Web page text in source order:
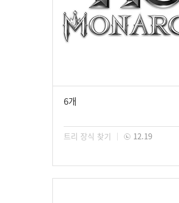
6개
트리 장식 찾기 12.19